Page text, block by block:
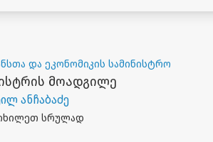
და ეკონომიკის სამინისტრო
მოადგილე
ანჩაბაძე
სრულად